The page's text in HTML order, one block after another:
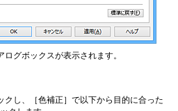
ログボックスが表示されます。
クし、 ［色補正］で以下から目的に合った